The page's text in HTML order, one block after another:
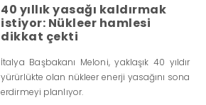
40 yıllık yasağı kaldırmak
istiyor: Nükleer hamlesi
dikkat çekti
İtalya Başbakanı Meloni, yaklaşık 40 yıldır
yürürlükte olan nükleer enerji yasağını sona
erdirmeyi planlıyor.